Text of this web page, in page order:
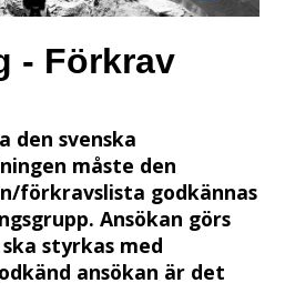
- Förkrav
den svenska
måste den
förkravslista godkännas
Ansökan görs
styrkas med
ansökan är det